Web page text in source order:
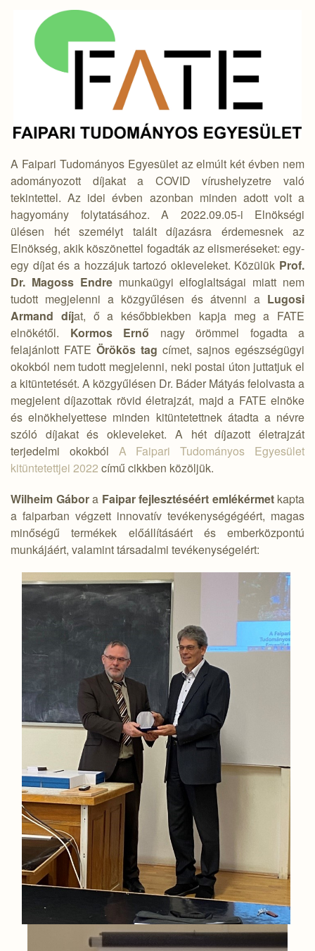
A Faipari Tudományos Egyesület az elmúlt két évben nem
adományozott díjakat a COVID vírushelyzetre való
tekintettel. Az idei évben azonban minden adott volt a
hagyomány folytatásához. A 2022.09.05-i Elnökségi
ülésen hét személyt talált díjazásra érdemesnek az
Elnökség, akik köszönettel fogadták az elismeréseket: egy-
egy díjat és a hozzájuk tartozó okleveleket. Közülük Prof.
Dr. Magoss Endremunkaügyi elfoglaltságai miatt nem
tudott megjelenni a közgyűlésen és átvenni a Lugosi
Armand díjat, ő a későbbiekben kapja meg a FATE
elnökétől. Kormos Ernő nagy örömmel fogadta a
felajánlott FATE Örökös tag címet, sajnos egészségügyi
okokból nem tudott megjelenni, neki postai úton juttatjuk el
a kitüntetését. A közgyűlésen Dr. Báder Mátyás felolvasta a
megjelent díjazottak rövid életrajzát, majd a FATE elnöke
és elnökhelyettese minden kitüntetettnek átadta a névre
szóló díjakat és okleveleket. A hét díjazott életrajzát
terjedelmi okokból A Faipari Tudományos Egyesület
kitüntetettjei 2022 című cikkben közöljük.
Wilheim Gábora Faipar fejlesztéséért emlékérmetkapta
a faiparban végzett innovatív tevékenységégéért, magas
minőségű termékek előállításáért és emberközpontú
munkájáért, valamint társadalmi tevékenységeiért: